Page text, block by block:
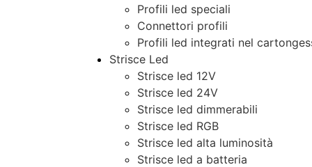
Profili led speciali
Connettori profili
Profili led integrati nel
Strisce Led
Strisce led 12V
Strisce led 24V
Strisce led dimmerabili
Strisce led RGB
Strisce led alta luminosità
Strisce led a batteria